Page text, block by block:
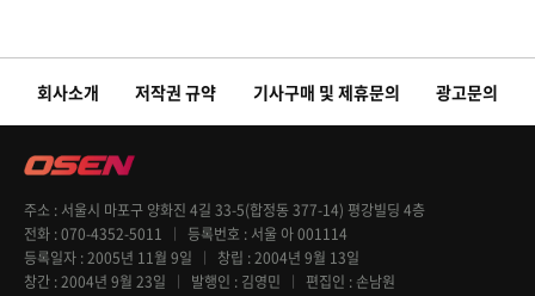
회사소개 저작권 규약 기사구매 및 제휴문의 광고문의
주소
서울시 마포구 양화진 4길 33-5(합정동 377-14) 평강빌딩 4층
전화 070-4352-5011 등록번호
서울 아 001114
등록일자 2005년 11월 9일 창립 2004년 9월 13일
창간 2004년 9월 23일 발행인 김영민 편집인
손남원